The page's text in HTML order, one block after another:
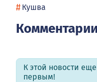
# Кушва
Комментарии
К этой новости
первым!